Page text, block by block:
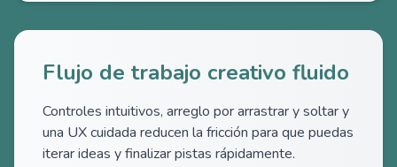
Flujo de trabajo creativo fluido
Controles intuitivos, arreglo por arrastrar y soltar y
una UX cuidada reducen la fricción para que puedas
iterar ideas y finalizar pistas rápidamente.